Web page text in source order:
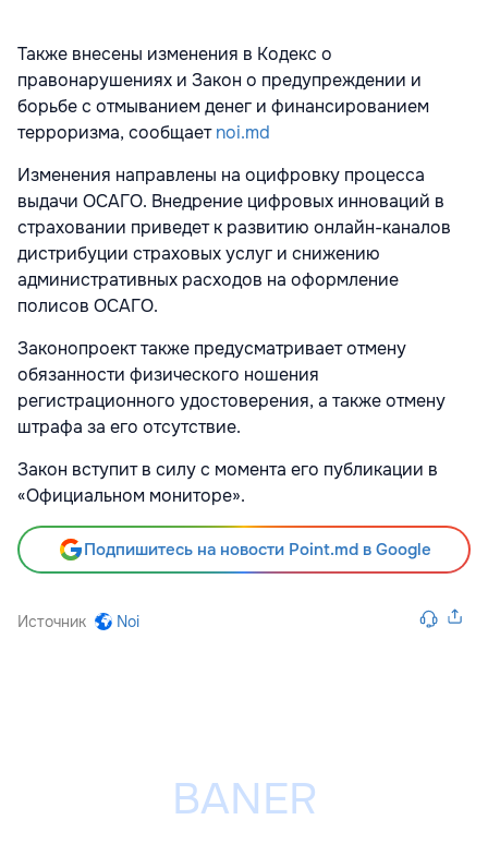
Также внесены изменения в Кодекс о
правонарушениях и Закон о предупреждении и
борьбе с отмыванием денег и финансированием
терроризма, сообщаетnoi.md
Изменения направлены на оцифровку процесса
выдачи ОСАГО. Внедрение цифровых инноваций в
страховании приведет к развитию онлайн-каналов
дистрибуции страховых услуг и снижению
административных расходов на оформление
полисов ОСАГО.
Законопроект также предусматривает отмену
обязанности физического ношения
регистрационного удостоверения, а также отмену
штрафа за его отсутствие.
Закон вступит в силу с момента его публикации в
«Официальном мониторе».
Подпишитесь на новости Point.md в Google
Источник Noi